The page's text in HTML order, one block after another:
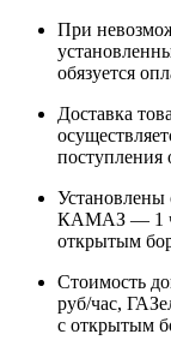
При
обязуется
Доставка
поступления
Установлены
КАМАЗ — 1
открытым
Стоимость
руб/час,
с открытым